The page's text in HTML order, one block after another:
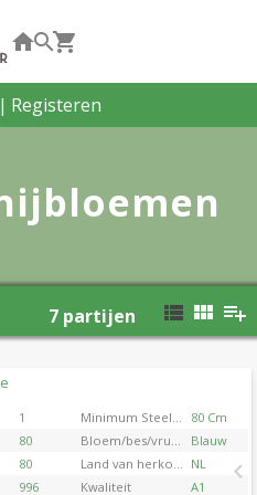
| Registeren
7 partijen
1 Minimum Steellengte
80 Cm
80 Bloem/bes/vruchtkleur 1
Blauw
80 Land van herkomst NL
996 Kwaliteit
A1
te kunnen kopen.Klik hier